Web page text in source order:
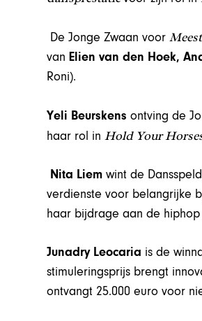
De Jonge Zwaan voor
vanElien van den Hoek,
Roni).
Yeli Beurskensontving de
haar rol inHold Your
Nita Liemwint de
verdienste voor belangrijke
haar bijdrage aan de
Junadry Leocaria is de
stimuleringsprijs brengt
ontvangt 25.000 euro voor